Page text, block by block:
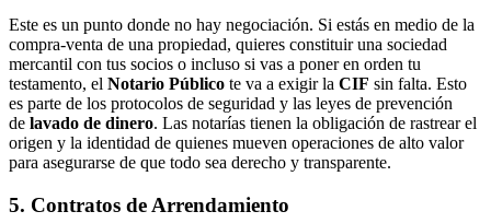
Este es un punto donde no hay negociación. Si estás en medio de la
compra-venta de una propiedad, quieres constituir una sociedad
mercantil con tus socios o incluso si vas a poner en orden tu
testamento, el Notario Público te va a exigir la CIF sin falta. Esto
es parte de los protocolos de seguridad y las leyes de prevención
de lavado de dinero. Las notarías tienen la obligación de rastrear el
origen y la identidad de quienes mueven operaciones de alto valor
para asegurarse de que todo sea derecho y transparente.
5. Contratos de Arrendamiento